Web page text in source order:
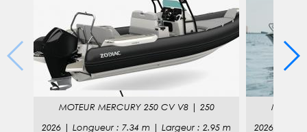
MOTEUR MERCURY 250 CV V8| 250
2026 |Longueur :7.34 m |Largeur :2.95 m
MOTEUR
2026